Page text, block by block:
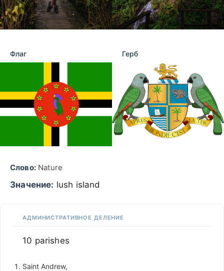
Флаг Герб
Слово:Nature
Значение: lush island
АДМИНИСТРАТИВНОЕ ДЕЛЕНИЕ
10 parishes
Saint Andrew,